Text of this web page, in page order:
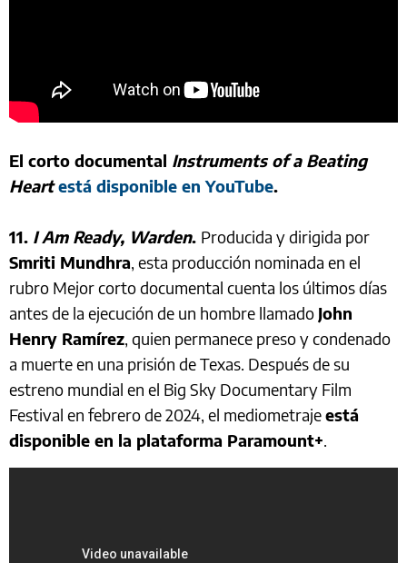
El corto documental Instruments of a Beating
Heart está disponible en YouTube.
11. I Am Ready, Warden. Producida y dirigida por
Smriti Mundhra, esta producción nominada en el
rubro Mejor corto documental cuenta los últimos días
antes de la ejecución de un hombre llamado John
Henry Ramírez, quien permanece preso y condenado
a muerte en una prisión de Texas. Después de su
estreno mundial en el Big Sky Documentary Film
Festival en febrero de 2024, el mediometrajeestá
disponible en la plataforma Paramount+.